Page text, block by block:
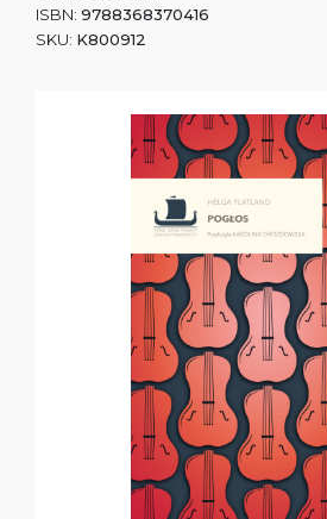
ISBN: 9788368370416
SKU: K800912